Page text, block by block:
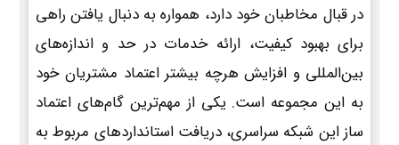
در قبال مخاطبان خود دارد، همواره به دنبال یافتن راهی
برای بهبود کیفیت، ارائه خدمات در حد و اندازه‌های
بین‌المللی و افزایش هرچه بیشتر اعتماد مشتریان خود
به این مجموعه است. یکی از مهم‌ترین گام‌های اعتماد
ساز این شبکه سراسری، دریافت استانداردهای مربوط به